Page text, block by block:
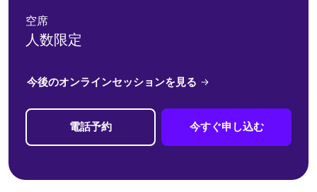
空席
人数限定
今後のオンラインセッションを見る
電話予約 今すぐ申し込む